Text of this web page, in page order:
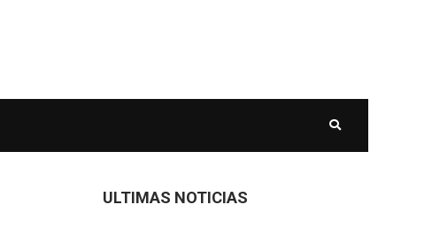
ULTIMAS NOTICIAS